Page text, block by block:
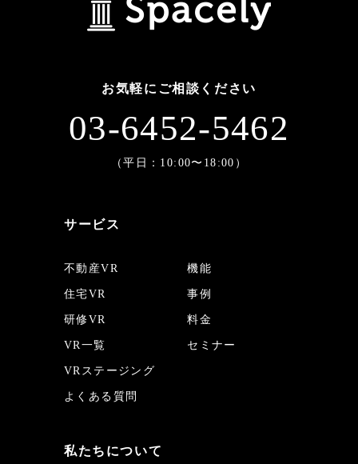
サービス
不動産VR
住宅VR
研修VR
VR一覧
VRステージング
よくある質問
機能
事例
料金
セミナー
私たちについて
お気軽にご相談ください
03-6452-5462
（平日：10:00〜18:00）